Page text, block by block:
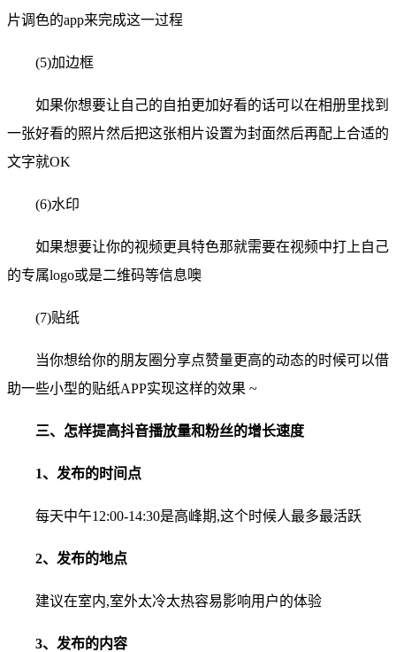
片调色的app来完成这一过程
(5)加边框
如果你想要让自己的自拍更加好看的话可以在相册里找到
一张好看的照片然后把这张相片设置为封面然后再配上合适的
文字就OK
(6)水印
如果想要让你的视频更具特色那就需要在视频中打上自己
的专属logo或是二维码等信息噢
(7)贴纸
当你想给你的朋友圈分享点赞量更高的动态的时候可以借
助一些小型的贴纸APP实现这样的效果 ~
三、怎样提高抖音播放量和粉丝的增长速度
1、发布的时间点
每天中午12:00-14:30是高峰期,这个时候人最多最活跃
2、发布的地点
建议在室内,室外太冷太热容易影响用户的体验
3、发布的内容